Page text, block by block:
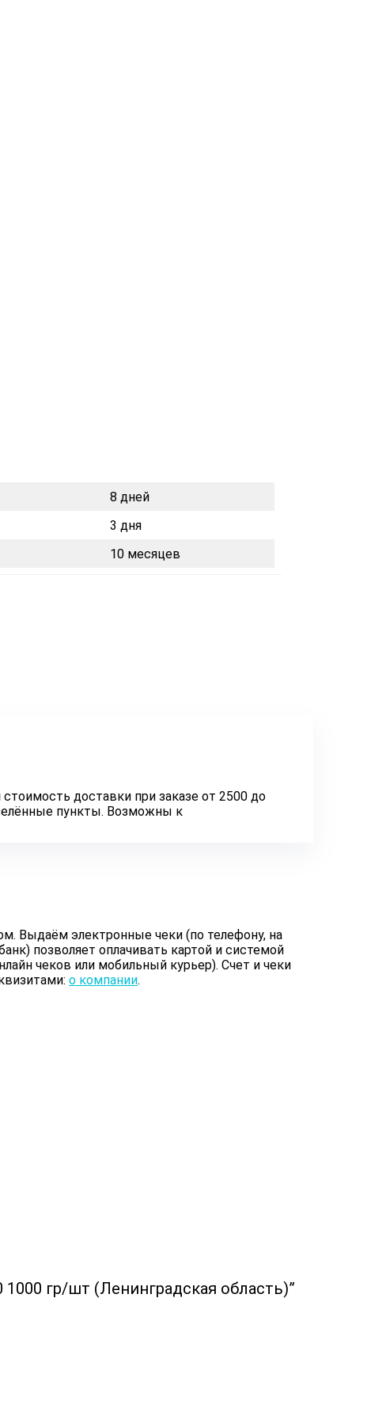
8 дней
3 дня
10 месяцев
доставки при заказе от 2500 до
пункты. Возможны к
Выдаём электронные чеки (по телефону, на
позволяет оплачивать картой и системой
чеков или мобильный курьер). Счет и чеки
о компании.
гр/шт (Ленинградская область)”